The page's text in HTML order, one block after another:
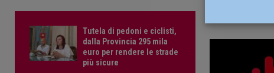
Tutela di pedoni e ciclisti,
dalla Provincia 295 mila
euro per rendere le strade
più sicure